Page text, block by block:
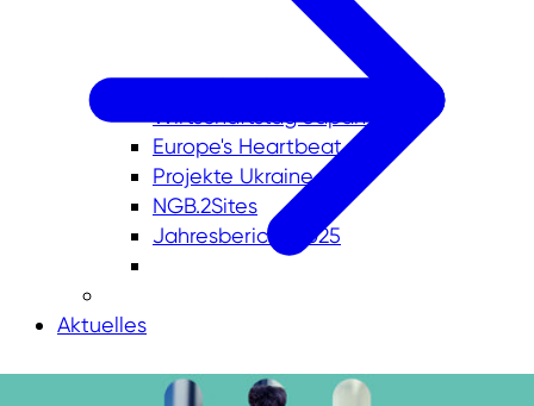
NRW.Global Business AWARD
Wirtschaftstag Japan
Europe's Heartbeat
Projekte Ukraine
NGB.2Sites
Jahresbericht 2025
Aktuelles